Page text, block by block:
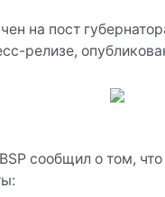
на пост
релизе,
сообщил о том,